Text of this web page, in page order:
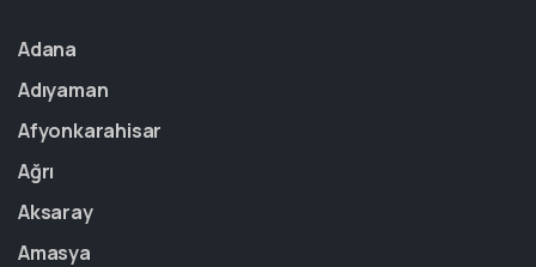
Adana
Adıyaman
Afyonkarahisar
Ağrı
Aksaray
Amasya